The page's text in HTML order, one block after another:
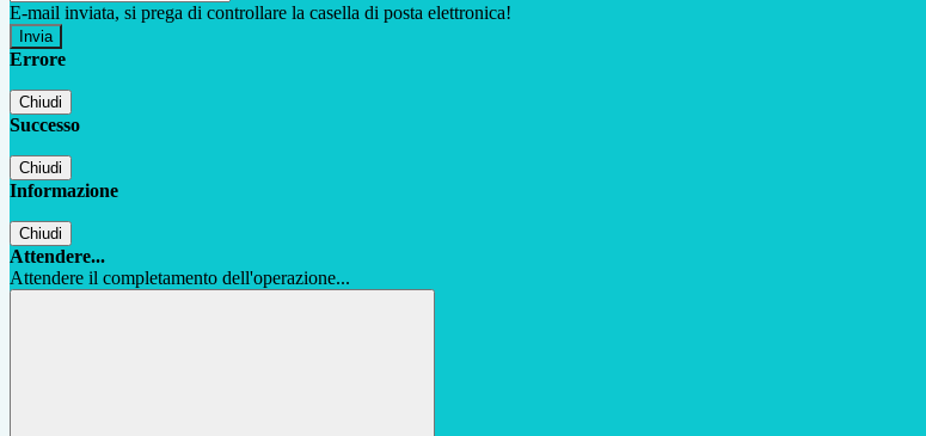
E-mail inviata, si prega di controllare la casella di posta elettronica!
Errore
Chiudi
Successo
Chiudi
Informazione
Chiudi
Attendere...
Attendere il completamento dell'operazione...